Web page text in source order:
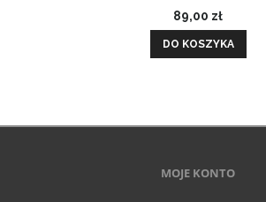
89,00 zł
DO KOSZYKA
MOJE KONTO